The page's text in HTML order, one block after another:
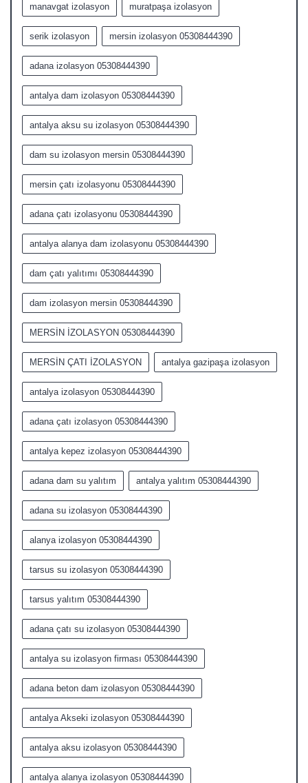
manavgat izolasyon muratpaşa izolasyon
serik izolasyon mersin izolasyon 05308444390
adana izolasyon 05308444390
antalya dam izolasyon 05308444390
antalya aksu su izolasyon 05308444390
dam su izolasyon mersin 05308444390
mersin çatı izolasyonu 05308444390
adana çatı izolasyonu 05308444390
antalya alanya dam izolasyonu 05308444390
dam çatı yalıtımı 05308444390
dam izolasyon mersin 05308444390
MERSİN İZOLASYON 05308444390
MERSİN ÇATI İZOLASYON antalya gazipaşa izolasyon
antalya izolasyon 05308444390
adana çatı izolasyon 05308444390
antalya kepez izolasyon 05308444390
adana dam su yalıtım antalya yalıtım 05308444390
adana su izolasyon 05308444390
alanya izolasyon 05308444390
tarsus su izolasyon 05308444390
tarsus yalıtım 05308444390
adana çatı su izolasyon 05308444390
antalya su izolasyon firması 05308444390
adana beton dam izolasyon 05308444390
antalya Akseki izolasyon 05308444390
antalya aksu izolasyon 05308444390
antalya alanya izolasyon 05308444390